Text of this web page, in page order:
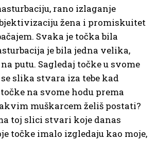
rano izlaganje
žena i promiskuitet
Svaka je točka bila
je bila jedna velika,
putu. Sagledaj točke u svome
slika stvara iza tebe kad
na svome hodu prema
muškarcem želiš postati?
toj slici stvari koje danas
točke imalo izgledaju kao moje,